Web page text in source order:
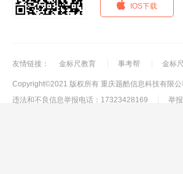
IOS下载
友情链接： 金标尺教育 事考帮 金标
Copyright©2021 版权所有 重庆题酷信息科技有限公
违法和不良信息举报电话：17323428169
举